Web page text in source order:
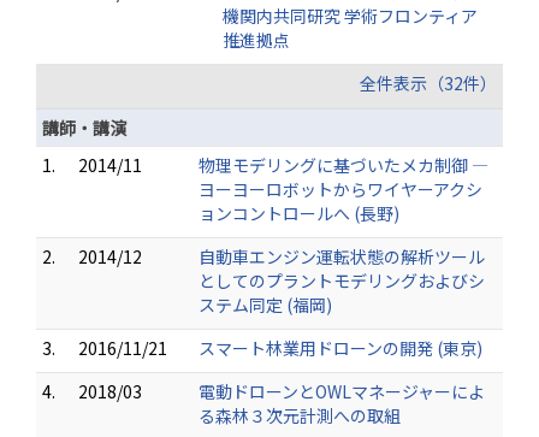
機関内共同研究 学術フロンティア
推進拠点
全件表示（32件）
講師・講演
1.
2014/11
物理モデリングに基づいたメカ制御 ―
ヨーヨーロボットからワイヤーアクシ
ョンコントロールへ (長野)
2.
2014/12
自動車エンジン運転状態の解析ツール
としてのプラントモデリングおよびシ
ステム同定 (福岡)
3.
2016/11/21
スマート林業用ドローンの開発 (東京)
4.
2018/03
電動ドローンとOWLマネージャーによ
る森林３次元計測への取組